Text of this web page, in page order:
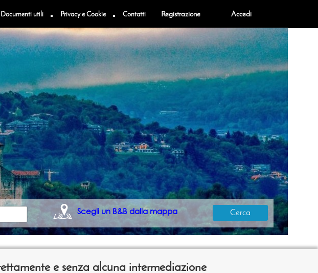
Documenti utili Privacy e Cookie Contatti
e senza alcuna intermediazione
Scegli un B&B dalla mappa
n
Registrazione Accedi